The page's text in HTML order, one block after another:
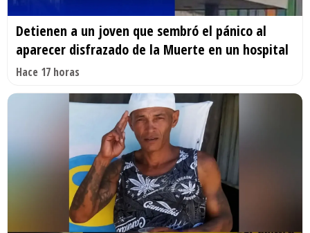
Detienen a un joven que sembró el pánico al
aparecer disfrazado de la Muerte en un hospital
Hace 17 horas